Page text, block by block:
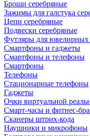
Броши серебряные
Зажимы для галстука
Цепи серебряные
Подвески серебряные
Футляры для ювелирных
Смартфоны и гаджеты
Смартфоны и телефоны
Смартфоны
Телефоны
Стационарные телефоны
Гаджеты
Очки виртуальной
Смарт-часы и фитнес-
Сканеры штрих-кода
Наушники и микрофоны